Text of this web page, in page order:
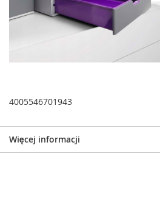
4005546701943
Więcej informacji